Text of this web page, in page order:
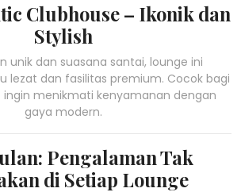
Clubhouse – Ikonik dan
Stylish
unik dan suasana santai, lounge ini
lezat dan fasilitas premium. Cocok bagi
menikmati kenyamanan dengan
gaya modern.
Pengalaman Tak
di Setiap Lounge